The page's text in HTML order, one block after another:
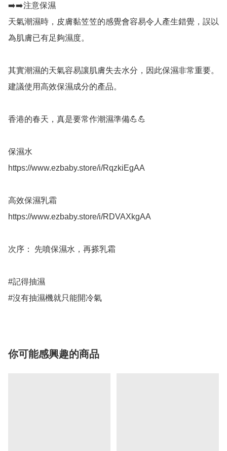
➡️➡️注意保濕
天氣潮濕時，皮膚黏笠笠的感覺會容易令人產生錯覺，誤以
為肌膚已有足夠濕度。
其實潮濕的天氣容易讓肌膚失去水分，因此保濕非常重要。
建議使用高效保濕成分的產品。
香港的春天，真是要常作潮濕準備💪💪
保濕水
https://www.ezbaby.store/i/RqzkiEgAA
高效保濕乳霜
https://www.ezbaby.store/i/RDVAXkgAA
次序： 先噴保濕水，再搽乳霜
#記得抽濕
#沒有抽濕機就只能開冷氣
你可能感興趣的商品